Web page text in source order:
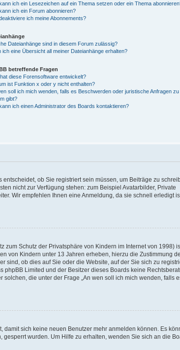
ich ein Lesezeichen auf ein Thema setzen oder ein Thema
ich ein Forum abonnieren?
ich meine Abonnements?
Dateianhänge sind in diesem Forum zulässig?
ich eine Übersicht all meiner Dateianhänge erhalten?
betreffende Fragen
diese Forensoftware entwickelt?
ist Funktion x oder y nicht enthalten?
soll ich mich wenden, falls es Beschwerden oder juristische Anfragen
gibt?
ich einen Administrator des Boards kontaktieren?
ob Sie registriert sein müssen, um Beiträge zu
nicht zur Verfügung stehen: zum Beispiel Avatarbilder, Private
Wir empfehlen Ihnen eine Anmeldung, da sie schnell erledigt
zum Schutz der Privatsphäre von Kindern im Internet von 1998)
von Kindern unter 13 Jahren erheben, hierzu die Zustimmung
sind, ob dies auf Sie oder die Website, auf der Sie sich zu
Limited und der Besitzer dieses Boards keine
die unter der Frage „An wen soll ich mich wenden, falls
sich keine neuen Benutzer mehr anmelden können. Es
wurden. Um Hilfe zu erhalten, wenden Sie sich an die